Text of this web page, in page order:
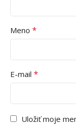
Meno *
E-mail *
Uložiť moje